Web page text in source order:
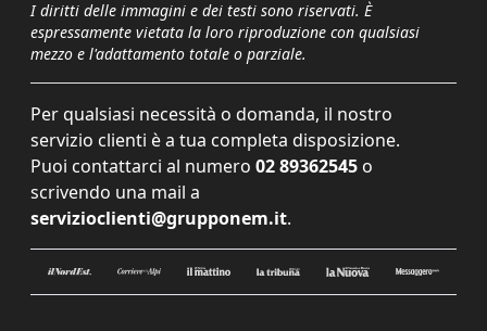
I diritti delle immagini e dei testi sono riservati. È
espressamente vietata la loro riproduzione con qualsiasi
mezzo e l'adattamento totale o parziale.
Per qualsiasi necessità o domanda, il nostro
servizio clienti è a tua completa disposizione.
Puoi contattarci al numero 02 89362545 o
scrivendo una mail a
servizioclienti@grupponem.it.